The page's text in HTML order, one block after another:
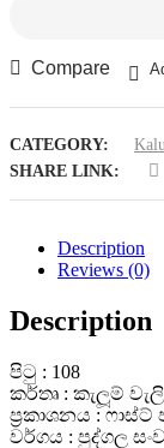
Compare
CATEGORY:
SHARE LINK:
Description
Reviews (0)
Description
පිටු : 108
කර්තෘ : කැලූම්
ප්‍රකාශනය :
වර්ගය : පුද්ගල